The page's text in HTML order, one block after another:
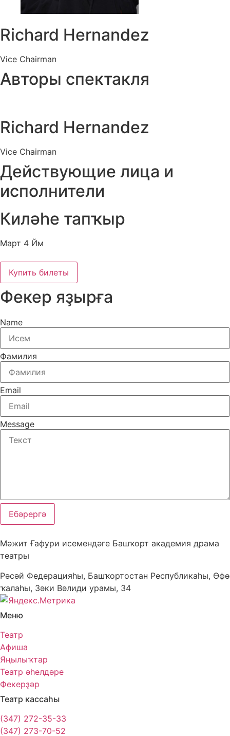
Richard Hernandez
Vice Chairman
Авторы спектакля
Richard Hernandez
Vice Chairman
Действующие лица и
исполнители
Киләһе тапҡыр
Март 4 Йм
Купить билеты
Фекер яҙырға
Name
Фамилия
Email
Message
Ебәрергә
Мәжит Ғафури исемендәге Башҡорт академия драма
театры
Рәсәй Федерацияһы, Башҡортостан Республикаһы, Өфө
ҡалаһы, Зәки Вәлиди урамы, 34
Меню
Театр
Афиша
Яңылыҡтар
Театр әһелдәре
Фекерҙәр
Театр кассаһы
(347) 272-35-33
(347) 273-70-52